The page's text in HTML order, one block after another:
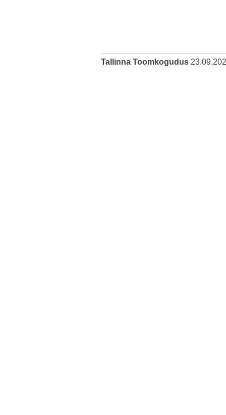
Tallinna Toomkogudus